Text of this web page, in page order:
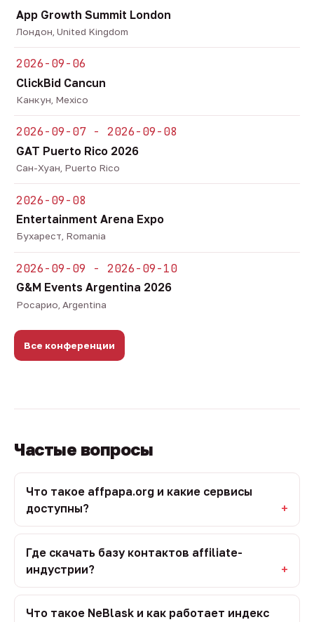
App Growth Summit London
Лондон, United Kingdom
2026-09-06
ClickBid Cancun
Канкун, Mexico
2026-09-07 - 2026-09-08
GAT Puerto Rico 2026
Сан-Хуан, Puerto Rico
2026-09-08
Entertainment Arena Expo
Бухарест, Romania
2026-09-09 - 2026-09-10
G&M Events Argentina 2026
Росарио, Argentina
Все конференции
Частые вопросы
Что такое affpapa.org и какие сервисы
доступны?
Где скачать базу контактов affiliate-
индустрии?
Что такое NeBlask и как работает индекс